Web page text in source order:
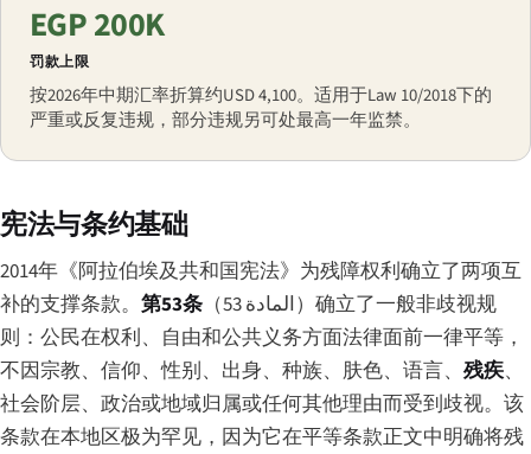
EGP 200K
罚款上限
按2026年中期汇率折算约USD 4,100。适用于Law 10/2018下的
严重或反复违规，部分违规另可处最高一年监禁。
宪法与条约基础
2014年《阿拉伯埃及共和国宪法》为残障权利确立了两项互
补的支撑条款。 第53条 （ المادة 53）确立了一般非歧视规
则：公民在权利、自由和公共义务方面法律面前一律平等，
不因宗教、信仰、性别、出身、种族、肤色、语言、 残疾、
社会阶层、政治或地域归属或任何其他理由而受到歧视。该
条款在本地区极为罕见，因为它在平等条款正文中明确将残